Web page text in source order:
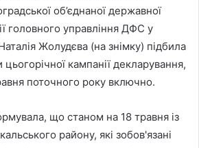
об’єднаної державної
головного управління ДФС у
Жолудєва (на знімку) підбила
кампанії декларування,
поточного року включно.
що станом на 18 травня із
району, які зобов'язані